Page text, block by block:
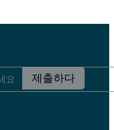
제출하다